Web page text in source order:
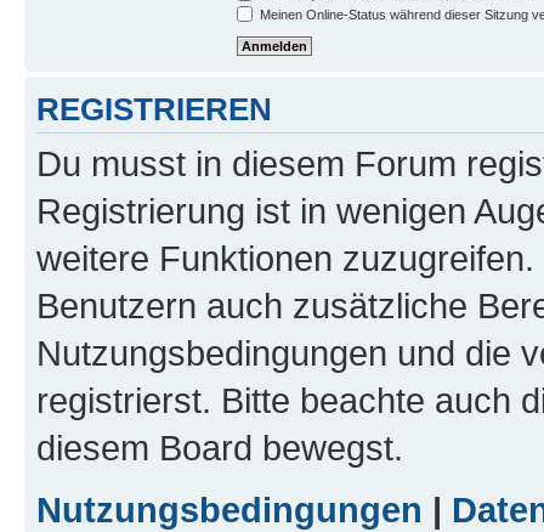
Meinen Online-Status während dieser Sitzung
REGISTRIEREN
Du musst in diesem Forum
Registrierung ist in wenigen
weitere Funktionen
Benutzern auch zusätzliche
Nutzungsbedingungen und die
registrierst. Bitte beachte auch
diesem Board bewegst.
Nutzungsbedingungen |